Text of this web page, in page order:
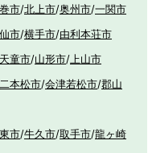
市/北上市/奥州市/一関市
市/横手市/由利本荘市
天童市/山形市/上山市
二本松市/会津若松市/郡山
市/牛久市/取手市/龍ヶ崎